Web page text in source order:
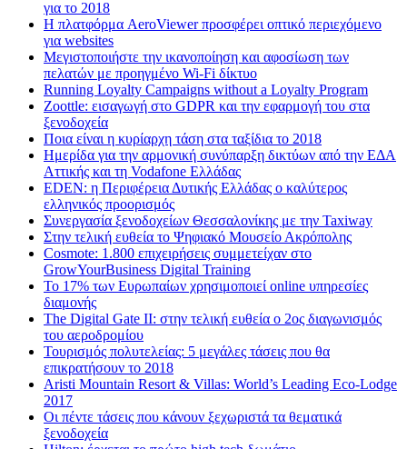
για το 2018
Η πλατφόρμα AeroViewer προσφέρει οπτικό περιεχόμενο
για websites
Μεγιστοποιήστε την ικανοποίηση και αφοσίωση των
πελατών με προηγμένο Wi-Fi δίκτυο
Running Loyalty Campaigns without a Loyalty Program
Zoottle: εισαγωγή στο GDPR και την εφαρμογή του στα
ξενοδοχεία
Ποια είναι η κυρίαρχη τάση στα ταξίδια το 2018
Ημερίδα για την αρμονική συνύπαρξη δικτύων από την ΕΔΑ
Αττικής και τη Vodafone Ελλάδας
EDEN: η Περιφέρεια Δυτικής Ελλάδας ο καλύτερος
ελληνικός προορισμός
Συνεργασία ξενοδοχείων Θεσσαλονίκης με την Taxiway
Στην τελική ευθεία το Ψηφιακό Μουσείο Ακρόπολης
Cosmote: 1.800 επιχειρήσεις συμμετείχαν στο
GrowYourBusiness Digital Training
Το 17% των Ευρωπαίων χρησιμοποιεί online υπηρεσίες
διαμονής
The Digital Gate II: στην τελική ευθεία ο 2ος διαγωνισμός
του αεροδρομίου
Τουρισμός πολυτελείας: 5 μεγάλες τάσεις που θα
επικρατήσουν το 2018
Aristi Mountain Resort & Villas: World’s Leading Eco-Lodge
2017
Οι πέντε τάσεις που κάνουν ξεχωριστά τα θεματικά
ξενοδοχεία